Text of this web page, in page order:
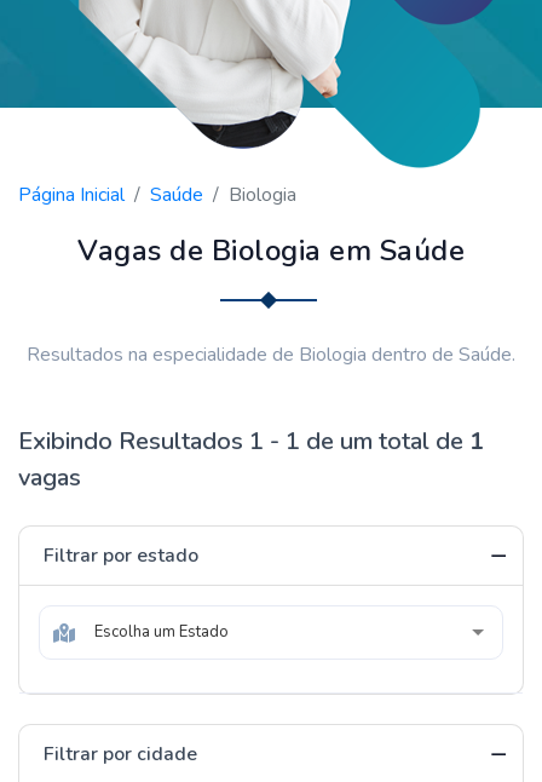
Página Inicial Saúde Biologia
Vagas de Biologia em Saúde
Resultados na especialidade de Biologia dentro de Saúde.
Exibindo Resultados 1 - 1 de um total de 1
vagas
Filtrar por estado
Escolha um Estado
Filtrar por cidade